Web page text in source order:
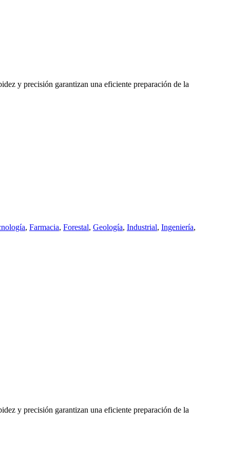
y precisión garantizan una eficiente preparación de la
, Farmacia, Forestal, Geología, Industrial, Ingeniería,
y precisión garantizan una eficiente preparación de la